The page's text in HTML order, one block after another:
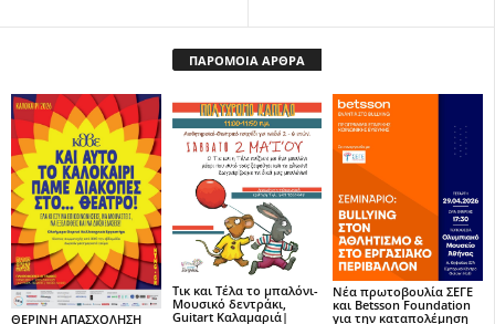
ΠΑΡΟΜΟΙΑ ΑΡΘΡΑ
ΘΕΡΙΝΗ ΑΠΑΣΧΟΛΗΣΗ
Τικ και Τέλα το μπαλόνι-
Μουσικό δεντράκι,
Guitart Καλαμαριά|
Νέα πρωτοβουλία ΣΕΓΕ
και Betsson Foundation
για την καταπολέμηση